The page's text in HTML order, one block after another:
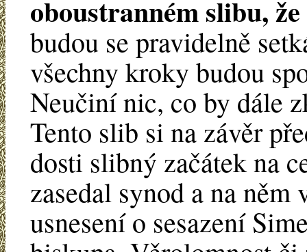
oboustranném slibu,
budou se pravidelně
všechny kroky budou
Neučiní nic, co by dále
Tento slib si na závěr
dosti slibný začátek na
zasedal synod a na
usnesení o sesazení